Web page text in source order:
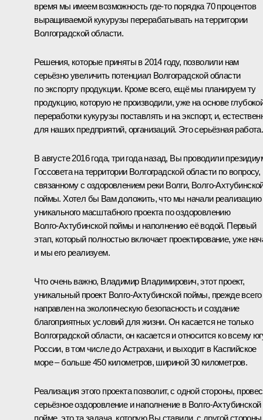
время мы имеем возможность где‑то порядка 70 процентов
выращиваемой кукурузы перерабатывать на территории
Волгоградской области.
Решения, которые приняты в 2014 году, позволили нам
серьёзно увеличить потенциал Волгоградской области
по экспорту продукции. Кроме всего, ещё мы планируем ту
продукцию, которую не производили, уже на основе
переработки кукурузы поставлять и на экспорт, и,
для наших предприятий, организаций. Это серьёзная работа.
В августе 2016 года, три года назад, Вы проводили
Госсовета на территории Волгоградской области по вопросу,
связанному с оздоровлением реки Волги,
поймы. Хотел бы Вам доложить, что мы начали реализацию
уникального масштабного проекта по оздоровлению
Волго‑Ахтубинской поймы и наполнению её водой. Первый
этап, который полностью включает проектирование, уже
и мы его реализуем.
Что очень важно, Владимир Владимирович, этот проект,
уникальный проект Волго‑Ахтубинской поймы, прежде всего
направлен на экологическую безопасность и создание
благоприятных условий для жизни. Он касается не только
Волгоградской области, он касается и относится ко всему
России, в том числе до Астрахани, и выходит в Каспийское
море – больше 450 километров, шириной 30 километров.
Реализация этого проекта позволит, с одной стороны,
серьёзное оздоровление и наполнение в Волго‑Ахтубинской
пойме, это та задача, которую Вы ставили, с другой стороны,